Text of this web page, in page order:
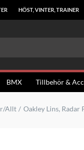
HÖST, VINTER, TRAINER
BMX Tillbehör &
Allt Oakley Lins, Radar